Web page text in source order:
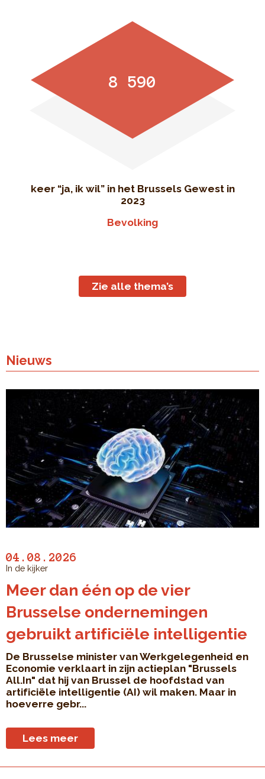
8 590
keer “ja, ik wil” in het Brussels Gewest in
2023
Bevolking
Zie alle thema’s
Nieuws
04.08.2026
In de kijker
Meer dan één op de vier
Brusselse ondernemingen
gebruikt artificiële intelligentie
De Brusselse minister van Werkgelegenheid en
Economie verklaart in zijn actieplan "Brussels
All.In" dat hij van Brussel de hoofdstad van
artificiële intelligentie (AI) wil maken. Maar in
hoeverre gebr...
Lees meer